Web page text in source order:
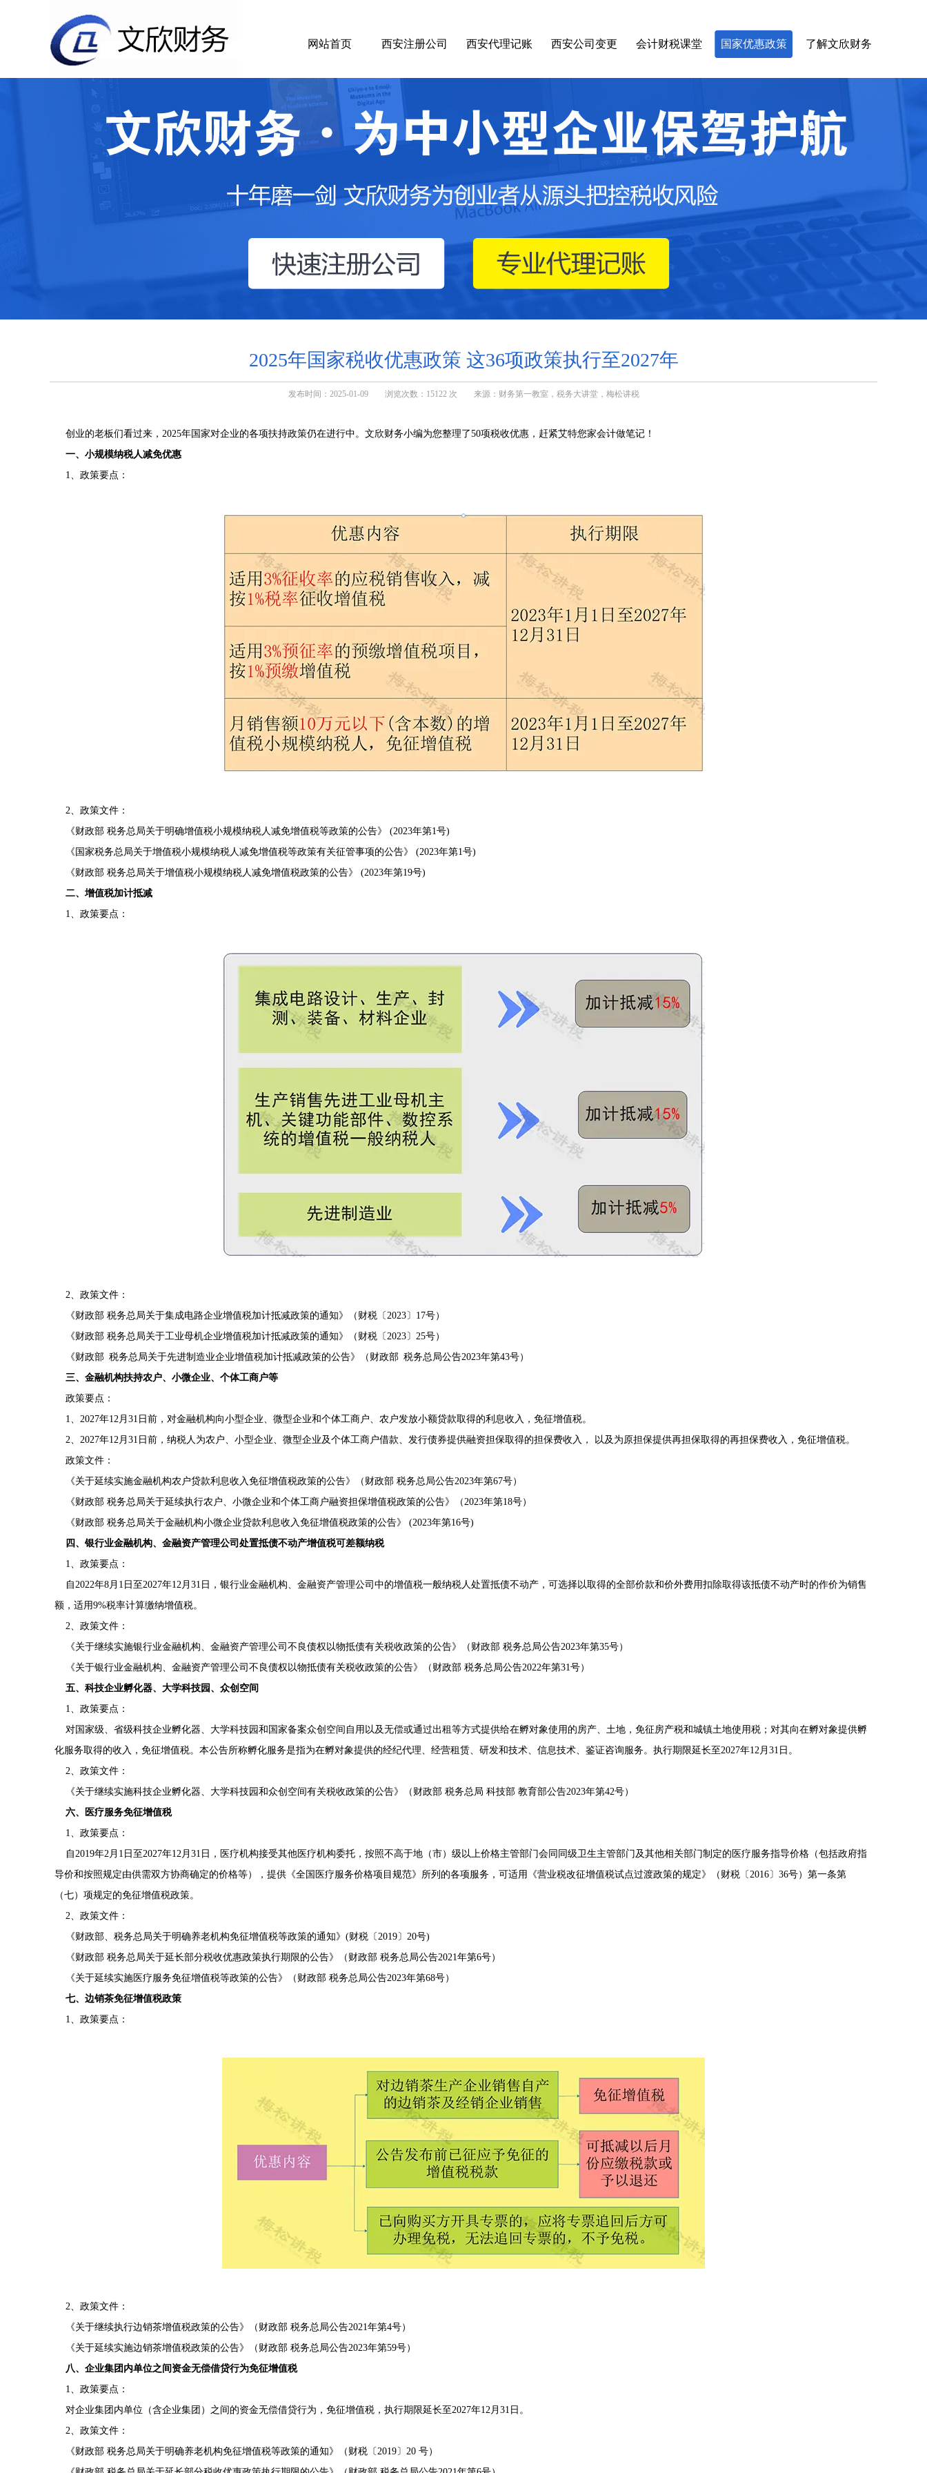
网站首页 西安注册公司 西安代理记账 西安公司变更 会计财税课堂 国家优惠政策 了解文欣财务
2025年国家税收优惠政策 这36项政策执行至2027年
发布时间：2025-01-09 浏览次数：15122 次 来源：财务第一教室，税务大讲堂，梅松讲税
创业的老板们看过来，2025年国家对企业的各项扶持政策仍在进行中。文欣财务小编为您整理了50项税收优惠，赶紧艾特您家会计做笔记！
一、小规模纳税人减免优惠
1、政策要点：
2、政策文件：
《财政部 税务总局关于明确增值税小规模纳税人减免增值税等政策的公告》 (2023年第1号)
《国家税务总局关于增值税小规模纳税人减免增值税等政策有关征管事项的公告》 (2023年第1号)
《财政部 税务总局关于增值税小规模纳税人减免增值税政策的公告》 (2023年第19号)
二、增值税加计抵减
1、政策要点：
2、政策文件：
《财政部 税务总局关于集成电路企业增值税加计抵减政策的通知》（财税〔2023〕17号）
《财政部 税务总局关于工业母机企业增值税加计抵减政策的通知》（财税〔2023〕25号）
《财政部 税务总局关于先进制造业企业增值税加计抵减政策的公告》（财政部 税务总局公告2023年第43号）
三、金融机构扶持农户、小微企业、个体工商户等
政策要点：
1、2027年12月31日前，对金融机构向小型企业、微型企业和个体工商户、农户发放小额贷款取得的利息收入，免征增值税。
2、2027年12月31日前，纳税人为农户、小型企业、微型企业及个体工商户借款、发行债券提供融资担保取得的担保费收入， 以及为原担保提供再担保取得的再担保费收入，免征增值税。
政策文件：
《关于延续实施金融机构农户贷款利息收入免征增值税政策的公告》（财政部 税务总局公告2023年第67号）
《财政部 税务总局关于延续执行农户、小微企业和个体工商户融资担保增值税政策的公告》（2023年第18号）
《财政部 税务总局关于金融机构小微企业贷款利息收入免征增值税政策的公告》 (2023年第16号)
四、银行业金融机构、金融资产管理公司处置抵债不动产增值税可差额纳税
1、政策要点：
自2022年8月1日至2027年12月31日，银行业金融机构、金融资产管理公司中的增值税一般纳税人处置抵债不动产，可选择以取得的全部价款和价外费用扣除取得该抵债不动产时的作价为销售
额，适用9%税率计算缴纳增值税。
2、政策文件：
《关于继续实施银行业金融机构、金融资产管理公司不良债权以物抵债有关税收政策的公告》（财政部 税务总局公告2023年第35号）
《关于银行业金融机构、金融资产管理公司不良债权以物抵债有关税收政策的公告》（财政部 税务总局公告2022年第31号）
五、科技企业孵化器、大学科技园、众创空间
1、政策要点：
对国家级、省级科技企业孵化器、大学科技园和国家备案众创空间自用以及无偿或通过出租等方式提供给在孵对象使用的房产、土地，免征房产税和城镇土地使用税；对其向在孵对象提供孵
化服务取得的收入，免征增值税。本公告所称孵化服务是指为在孵对象提供的经纪代理、经营租赁、研发和技术、信息技术、鉴证咨询服务。执行期限延长至2027年12月31日。
2、政策文件：
《关于继续实施科技企业孵化器、大学科技园和众创空间有关税收政策的公告》（财政部 税务总局 科技部 教育部公告2023年第42号）
六、医疗服务免征增值税
1、政策要点：
自2019年2月1日至2027年12月31日，医疗机构接受其他医疗机构委托，按照不高于地（市）级以上价格主管部门会同同级卫生主管部门及其他相关部门制定的医疗服务指导价格（包括政府指
导价和按照规定由供需双方协商确定的价格等），提供《全国医疗服务价格项目规范》所列的各项服务，可适用《营业税改征增值税试点过渡政策的规定》（财税〔2016〕36号）第一条第
（七）项规定的免征增值税政策。
2、政策文件：
《财政部、税务总局关于明确养老机构免征增值税等政策的通知》(财税〔2019〕20号)
《财政部 税务总局关于延长部分税收优惠政策执行期限的公告》（财政部 税务总局公告2021年第6号）
《关于延续实施医疗服务免征增值税等政策的公告》（财政部 税务总局公告2023年第68号）
七、边销茶免征增值税政策
1、政策要点：
2、政策文件：
《关于继续执行边销茶增值税政策的公告》（财政部 税务总局公告2021年第4号）
《关于延续实施边销茶增值税政策的公告》（财政部 税务总局公告2023年第59号）
八、企业集团内单位之间资金无偿借贷行为免征增值税
1、政策要点：
对企业集团内单位（含企业集团）之间的资金无偿借贷行为，免征增值税，执行期限延长至2027年12月31日。
2、政策文件：
《财政部 税务总局关于明确养老机构免征增值税等政策的通知》（财税〔2019〕20 号）